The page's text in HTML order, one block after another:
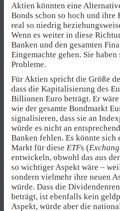
Aktien könnten eine
Bonds schon so hoch und ihre
real so niedrig
Wenn es weiter in diese
Banken und den gesamten
Eingemachte gehen. Sie
Probleme.
Für Aktien spricht die Größe
dass die Kapitalisierung des
Billionen Euro beträgt. Er
wie der gesamte Bondmarkt
signalisieren, dass sie an
würde es nicht an
Banken fehlen. Es könnte
Markt für diese ETFs (
entwickeln, obwohl das aus
so wichtiger Aspekt wäre –
sondern vielmehr ihre neuen
würde. Dass die
beträgt, ist ebenfalls kein
Aspekt, würde aber die